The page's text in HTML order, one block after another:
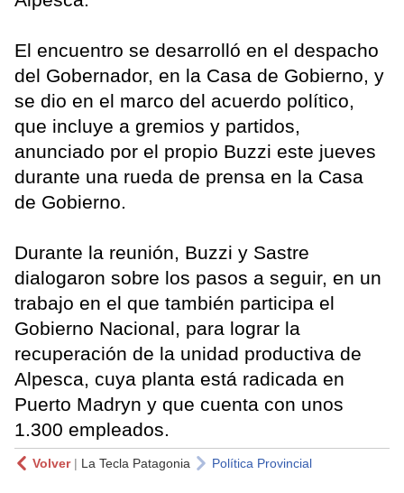
El encuentro se desarrolló en el despacho
del Gobernador, en la Casa de Gobierno, y
se dio en el marco del acuerdo político,
que incluye a gremios y partidos,
anunciado por el propio Buzzi este jueves
durante una rueda de prensa en la Casa
de Gobierno.
Durante la reunión, Buzzi y Sastre
dialogaron sobre los pasos a seguir, en un
trabajo en el que también participa el
Gobierno Nacional, para lograr la
recuperación de la unidad productiva de
Alpesca, cuya planta está radicada en
Puerto Madryn y que cuenta con unos
1.300 empleados.
Volver| La Tecla Patagonia Política Provincial